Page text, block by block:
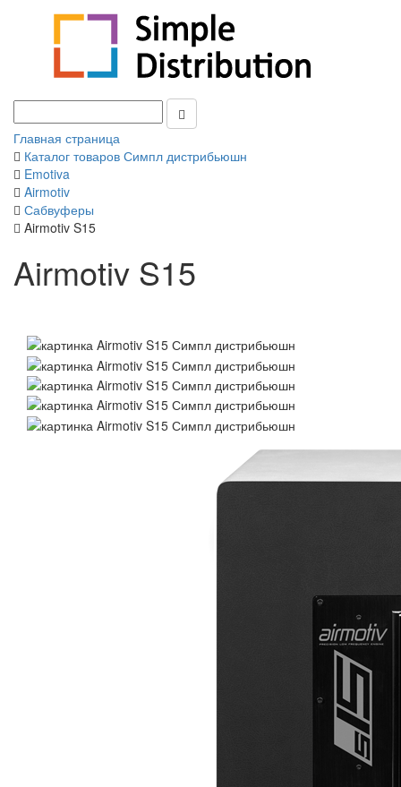
Главная страница
Каталог товаров Симпл дистрибьюшн
Emotiva
Airmotiv
Сабвуферы
Airmotiv S15
Airmotiv S15